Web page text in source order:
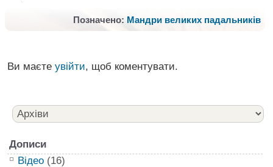
Позначено: Мандри великих падальників
Ви маєте увійти, щоб коментувати.
Дописи
Відео(16)